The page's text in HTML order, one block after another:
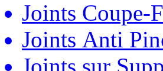
Joints Coupe-
Joints Anti